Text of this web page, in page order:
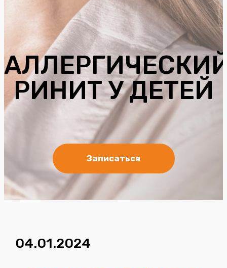
РИНИТ У ДЕТЕЙ
Записаться
04.01.2024